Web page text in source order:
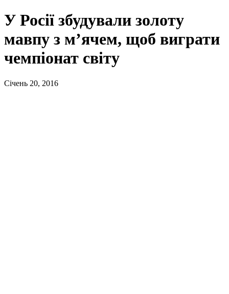
У Росії збудували золоту
мавпу з м’ячем, щоб виграти
чемпіонат світу
Січень 20, 2016